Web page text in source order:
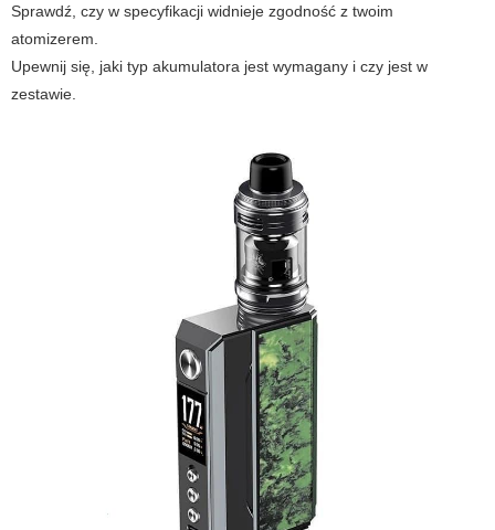
Sprawdź, czy w specyfikacji widnieje zgodność z twoim
atomizerem.
Upewnij się, jaki typ akumulatora jest wymagany i czy jest w
zestawie.